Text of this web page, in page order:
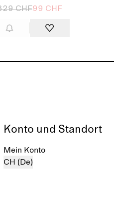
CHF99 CHF
Konto und Standort
Mein Konto
CH (De)